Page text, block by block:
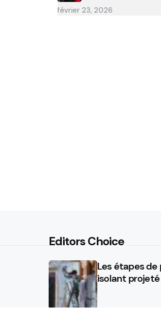
février 23, 2026
Editors Choice
Les étapes
isolant projeté